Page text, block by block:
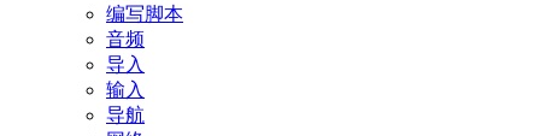
编写脚本
音频
导入
输入
导航